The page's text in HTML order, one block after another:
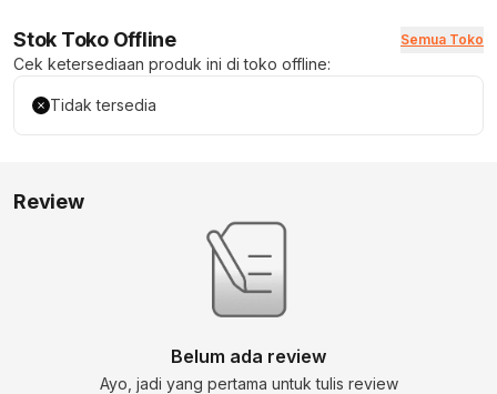
Stok Toko Offline Semua Toko
Cek ketersediaan produk ini di toko offline:
Tidak tersedia
Review
Belum ada review
Ayo, jadi yang pertama untuk tulis review